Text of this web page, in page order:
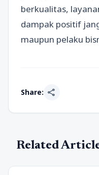
berkualitas,
dampak positif
maupun pelaku
Share: share
Related